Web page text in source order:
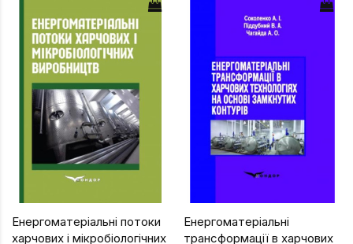
Енергоматеріальні потоки
харчових і мікробіологічних
Енергоматеріальні
трансформації в харчових